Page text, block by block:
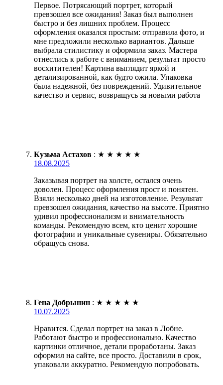
Первое. Потрясающий портрет, который
превзошел все ожидания! Заказ был выполнен
быстро и без лишних проблем. Процесс
оформления оказался простым: отправила фото, и
мне предложили несколько вариантов. Дальше
выбрала стилистику и оформила заказ. Мастера
отнеслись к работе с вниманием, результат просто
восхитителен! Картина выглядит яркой и
детализированной, как будто ожила. Упаковка
была надежной, без повреждений. Удивительное
качество и сервис, возвращусь за новыми работа
Кузьма Астахов : ★ ★ ★ ★ ★
18.08.2025
Заказывая портрет на холсте, остался очень
доволен. Процесс оформления прост и понятен.
Взяли несколько дней на изготовление. Результат
превзошел ожидания, качество на высоте. Приятно
удивил профессионализм и внимательность
команды. Рекомендую всем, кто ценит хорошие
фотографии и уникальные сувениры. Обязательно
обращусь снова.
Гена Добрынин : ★ ★ ★ ★ ★
10.07.2025
Нравится. Сделал портрет на заказ в Лобне.
Работают быстро и профессионально. Качество
картинки отличное, детали проработаны. Заказ
оформил на сайте, все просто. Доставили в срок,
упаковали аккуратно. Рекомендую попробовать.